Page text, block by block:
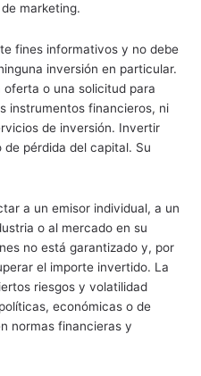
marketing.
fines informativos y no debe
inversión en particular.
o una solicitud para
instrumentos financieros, ni
de inversión. Invertir
de pérdida del capital. Su
a un emisor individual, a un
o al mercado en su
no está garantizado y, por
el importe invertido. La
riesgos y volatilidad
económicas o de
normas financieras y